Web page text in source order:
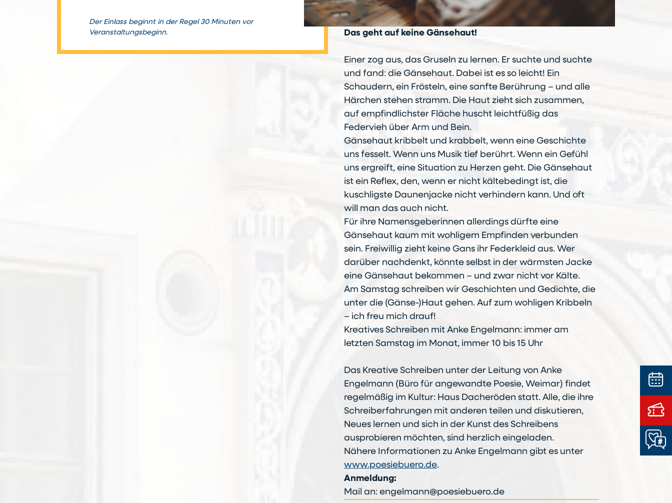
Der Einlass beginnt in der Regel 30 Minuten vor
Veranstaltungsbeginn.
Das geht auf keine Gänsehaut!
Einer zog aus, das Gruseln zu lernen. Er suchte und suchte
und fand: die Gänsehaut. Dabei ist es so leicht! Ein
Schaudern, ein Frösteln, eine sanfte Berührung – und alle
Härchen stehen stramm. Die Haut zieht sich zusammen,
auf empfindlichster Fläche huscht leichtfüßig das
Federvieh über Arm und Bein.
Gänsehaut kribbelt und krabbelt, wenn eine Geschichte
uns fesselt. Wenn uns Musik tief berührt. Wenn ein Gefühl
uns ergreift, eine Situation zu Herzen geht. Die Gänsehaut
ist ein Reflex, den, wenn er nicht kältebedingt ist, die
kuschligste Daunenjacke nicht verhindern kann. Und oft
will man das auch nicht.
Für ihre Namensgeberinnen allerdings dürfte eine
Gänsehaut kaum mit wohligem Empfinden verbunden
sein. Freiwillig zieht keine Gans ihr Federkleid aus. Wer
darüber nachdenkt, könnte selbst in der wärmsten Jacke
eine Gänsehaut bekommen – und zwar nicht vor Kälte.
Am Samstag schreiben wir Geschichten und Gedichte, die
unter die (Gänse-)Haut gehen. Auf zum wohligen Kribbeln
– ich freu mich drauf!
Kreatives Schreiben mit Anke Engelmann: immer am
letzten Samstag im Monat, immer 10 bis 15 Uhr
Das Kreative Schreiben unter der Leitung von Anke
Engelmann (Büro für angewandte Poesie, Weimar) findet
regelmäßig im Kultur: Haus Dacheröden statt. Alle, die ihre
Schreiberfahrungen mit anderen teilen und diskutieren,
Neues lernen und sich in der Kunst des Schreibens
ausprobieren möchten, sind herzlich eingeladen.
Nähere Informationen zu Anke Engelmann gibt es unter
www.poesiebuero.de.
Anmeldung:
Mail an: engelmann@poesiebuero.de